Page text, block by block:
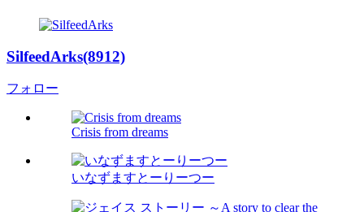
SilfeedArks(8912)
フォロー
Crisis from dreams
いなずますとーりーつー